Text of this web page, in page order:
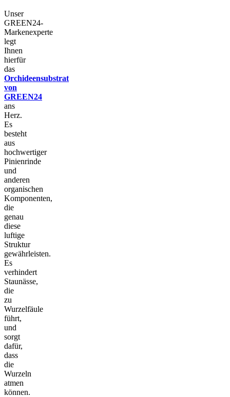
Unser
GREEN24-
Markenexperte
legt
Ihnen
hierfür
das
Orchideensubstrat
von
GREEN24
ans
Herz.
Es
besteht
aus
hochwertiger
Pinienrinde
und
anderen
organischen
Komponenten,
die
genau
diese
luftige
Struktur
gewährleisten.
Es
verhindert
Staunässe,
die
zu
Wurzelfäule
führt,
und
sorgt
dafür,
dass
die
Wurzeln
atmen
können.